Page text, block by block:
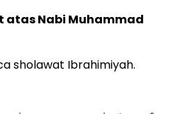
atas Nabi Muhammad
sholawat Ibrahimiyah.